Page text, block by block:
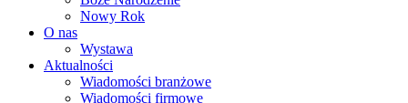
Nowy Rok
O nas
Wystawa
Aktualności
Wiadomości branżowe
Wiadomości firmowe